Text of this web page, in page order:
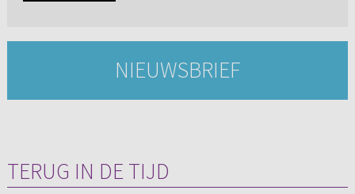
NIEUWSBRIEF
TERUG IN DE TIJD